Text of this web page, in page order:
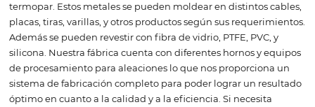
termopar. Estos metales se pueden moldear en distintos cables,
placas, tiras, varillas, y otros productos según sus requerimientos.
Además se pueden revestir con fibra de vidrio, PTFE, PVC, y
silicona. Nuestra fábrica cuenta con diferentes hornos y equipos
de procesamiento para aleaciones lo que nos proporciona un
sistema de fabricación completo para poder lograr un resultado
óptimo en cuanto a la calidad y a la eficiencia. Si necesita